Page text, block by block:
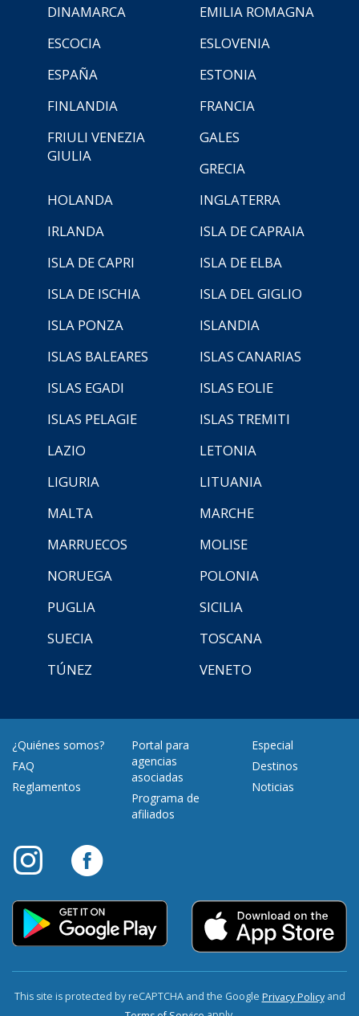
DINAMARCA
EMILIA ROMAGNA
ESCOCIA
ESLOVENIA
ESPAÑA
ESTONIA
FINLANDIA
FRANCIA
FRIULI VENEZIA
GIULIA
GALES
GRECIA
HOLANDA
INGLATERRA
IRLANDA
ISLA DE CAPRAIA
ISLA DE CAPRI
ISLA DE ELBA
ISLA DE ISCHIA
ISLA DEL GIGLIO
ISLA PONZA
ISLANDIA
ISLAS BALEARES
ISLAS CANARIAS
ISLAS EGADI
ISLAS EOLIE
ISLAS PELAGIE
ISLAS TREMITI
LAZIO
LETONIA
LIGURIA
LITUANIA
MALTA
MARCHE
MARRUECOS
MOLISE
NORUEGA
POLONIA
PUGLIA
SICILIA
SUECIA
TOSCANA
TÚNEZ
VENETO
¿Quiénes somos?
FAQ
Reglamentos
Portal para
agencias
asociadas
Programa de
afiliados
Especial
Destinos
Noticias
This site is protected by reCAPTCHA and the Google Privacy Policyand